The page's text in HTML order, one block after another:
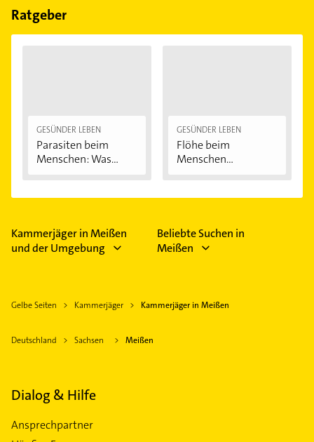
Feiertagen abweichen können.
Ratgeber
GESÜNDER LEBEN
Parasiten beim
Menschen: Was
GESÜNDER LEBEN
Flöhe beim
Menschen
Kammerjäger in Meißen
und der Umgebung
Beliebte Suchen in
Meißen
Gelbe Seiten Kammerjäger Kammerjäger in Meißen
Deutschland Sachsen Meißen
Dialog & Hilfe
Ansprechpartner